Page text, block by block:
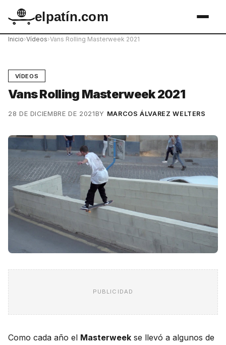
elpatín.com
Inicio›Vídeos›Vans Rolling Masterweek 2021
VÍDEOS
Vans Rolling Masterweek 2021
28 DE DICIEMBRE DE 2021BY MARCOS ÁLVAREZ WELTERS
PUBLICIDAD
Como cada año el Masterweek se llevó a algunos de